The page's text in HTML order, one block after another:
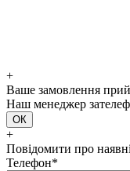
+
Ваше замовлення
Наш менеджер
ОК
+
Повідомити про
Телефон*